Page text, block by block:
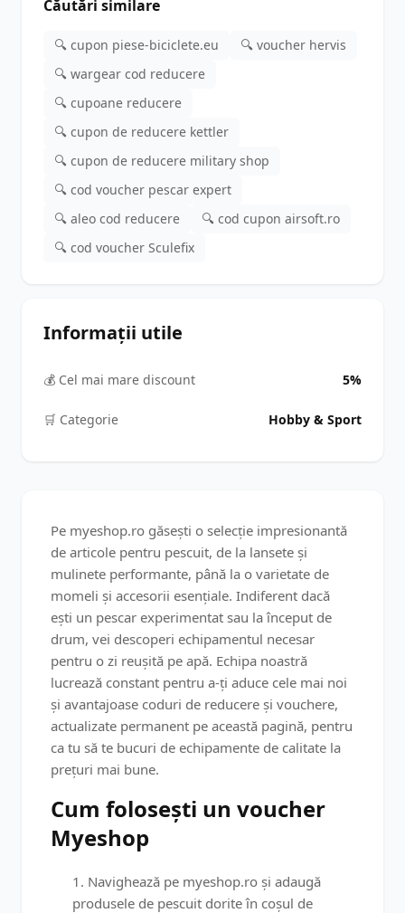
Căutări similare
🔍 cupon piese-biciclete.eu
🔍 voucher hervis
🔍 wargear cod reducere
🔍 cupoane reducere
🔍 cupon de reducere kettler
🔍 cupon de reducere military shop
🔍 cod voucher pescar expert
🔍 aleo cod reducere
🔍 cod cupon airsoft.ro
🔍 cod voucher Sculefix
Informații utile
💰 Cel mai mare discount 5%
🛒️ Categorie Hobby & Sport
Pe myeshop.ro găsești o selecție impresionantă
de articole pentru pescuit, de la lansete și
mulinete performante, până la o varietate de
momeli și accesorii esențiale. Indiferent dacă
ești un pescar experimentat sau la început de
drum, vei descoperi echipamentul necesar
pentru o zi reușită pe apă. Echipa noastră
lucrează constant pentru a-ți aduce cele mai noi
și avantajoase coduri de reducere și vouchere,
actualizate permanent pe această pagină, pentru
ca tu să te bucuri de echipamente de calitate la
prețuri mai bune.
Cum folosești un voucher
Myeshop
Navighează pe myeshop.ro și adaugă
produsele de pescuit dorite în coșul de